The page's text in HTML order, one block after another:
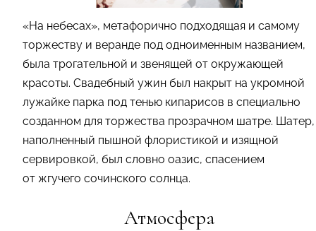
«На небесах», метафорично подходящая и самому
торжеству и веранде под одноименным названием,
была трогательной и звенящей от окружающей
красоты. Свадебный ужин был накрыт на укромной
лужайке парка под тенью кипарисов в специально
созданном для торжества прозрачном шатре. Шатер,
наполненный пышной флористикой и изящной
сервировкой, был словно оазис, спасением
от жгучего сочинского солнца.
Атмосфера